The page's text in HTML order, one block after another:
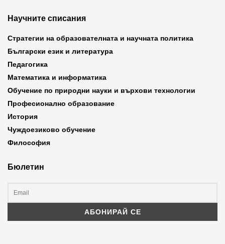
Научните списания
Стратегии на образователната и научната политика
Български език и литература
Педагогика
Математика и информатика
Обучение по природни науки и върхови технологии
Професионално образование
История
Чуждоезиково обучение
Философия
Бюлетин